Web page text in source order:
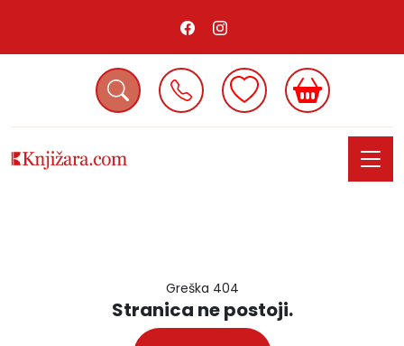
Greška 404
Stranica ne postoji.